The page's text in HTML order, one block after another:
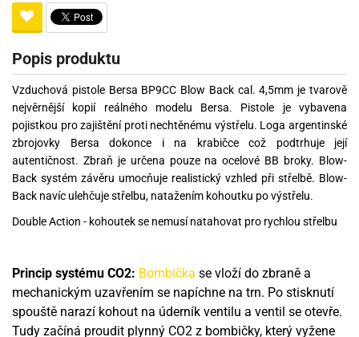
Popis produktu
Vzduchová pistole Bersa BP9CC Blow Back cal. 4,5mm je tvarově
nejvěrnější kopií reálného modelu Bersa. Pistole je vybavena
pojistkou pro zajištění proti nechtěnému výstřelu. Loga argentinské
zbrojovky Bersa dokonce i na krabičce což podtrhuje její
autentičnost. Zbraň je určena pouze na ocelové BB broky. Blow-
Back systém závěru umocňuje realistický vzhled při střelbě. Blow-
Back navíc ulehčuje střelbu, natažením kohoutku po výstřelu.
Double Action - kohoutek se nemusí natahovat pro rychlou střelbu
Princip systému CO2: Bombička se vloží do zbraně a
mechanickým uzavřením se napíchne na trn. Po stisknutí
spouště narazí kohout na úderník ventilu a ventil se otevře.
Tudy začíná proudit plynný CO2 z bombičky, který vyžene